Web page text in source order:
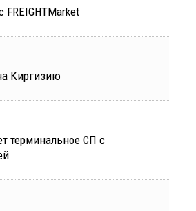
Киргизию
терминальное СП с